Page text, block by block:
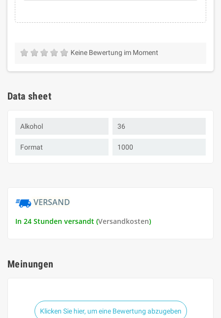
Keine Bewertung im Moment
Data sheet
Alkohol 36
Format 1000
VERSAND
In 24 Stunden versandt (Versandkosten)
Meinungen
Klicken Sie hier, um eine Bewertung abzugeben